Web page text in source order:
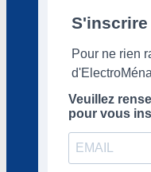
S'inscrire
Pour ne rien
Veuillez
pour vous